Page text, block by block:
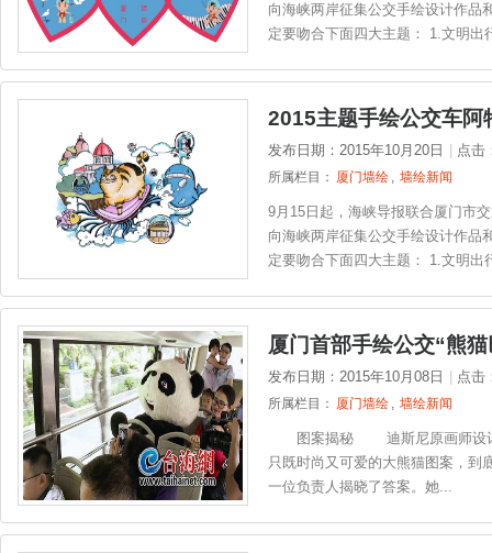
向海峡两岸征集公交手绘设计作品
定要吻合下面四大主题： 1.文明出
2015主题手绘公交车阿
发布日期：2015年10月20日 点击
所属栏目： 厦门墙绘 , 墙绘新闻
9月15日起，海峡导报联合厦门市
向海峡两岸征集公交手绘设计作品
定要吻合下面四大主题： 1.文明出
厦门首部手绘公交“熊
发布日期：2015年10月08日 点击
所属栏目： 厦门墙绘 , 墙绘新闻
图案揭秘 迪斯尼原画师设计
只既时尚又可爱的大熊猫图案，
一位负责人揭晓了答案。她...